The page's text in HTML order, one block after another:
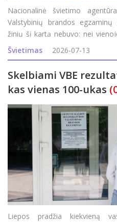
Nacionalinė švietimo
Valstybinių brandos
žinių šį kartą nebuvo: nei
geografijos, verslumo ir
egzamino balo Roki&
Švietimas 2026-07-13
Skelbiami VBE
kas vienas 100-ukas
Liepos pradžia kiekvieną